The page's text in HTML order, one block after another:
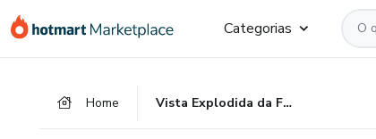
para
para
para
Categorias
Home Vista Explodida da FS 161 - Novo Lançamento